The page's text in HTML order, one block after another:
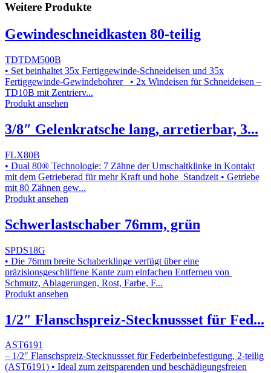
Weitere Produkte
Gewindeschneidkasten 80-teilig
TDTDM500B
• Set beinhaltet 35x Fertiggewinde-Schneideisen und 35x
Fertiggewinde-Gewindebohrer • 2x Windeisen für Schneideisen –
TD10B mit Zentrierv...
Produkt ansehen
3/8″ Gelenkratsche lang, arretierbar, 3...
FLX80B
• Dual 80® Technologie: 7 Zähne der Umschaltklinke in Kontakt
mit dem Getrieberad für mehr Kraft und hohe Standzeit • Getriebe
mit 80 Zähnen gew...
Produkt ansehen
Schwerlastschaber 76mm, grün
SPDS18G
• Die 76mm breite Schaberklinge verfügt über eine
präzisionsgeschliffene Kante zum einfachen Entfernen von
Schmutz, Ablagerungen, Rost, Farbe, F...
Produkt ansehen
1/2″ Flanschspreiz-Stecknussset für Fed...
AST6191
– 1/2″ Flanschspreiz-Stecknussset für Federbeinbefestigung, 2-teilig
(AST6191) • Ideal zum zeitsparenden und beschädigungsfreien